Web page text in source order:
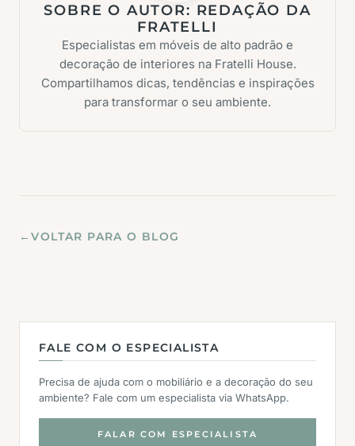
SOBRE O AUTOR: REDAÇÃO DA
FRATELLI
Especialistas em móveis de alto padrão e
decoração de interiores na Fratelli House.
Compartilhamos dicas, tendências e inspirações
para transformar o seu ambiente.
←VOLTAR PARA O BLOG
FALE COM O ESPECIALISTA
Precisa de ajuda com o mobiliário e a decoração do seu
ambiente? Fale com um especialista via WhatsApp.
FALAR COM ESPECIALISTA